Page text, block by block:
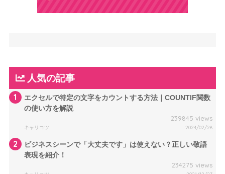
人気の記事
1
エクセルで特定の文字をカウントする方法｜COUNTIF関数
の使い方を解説
239845 views
キャリコツ 2024/02/28
2
ビジネスシーンで「大丈夫です」は使えない？正しい敬語
表現を紹介！
234275 views